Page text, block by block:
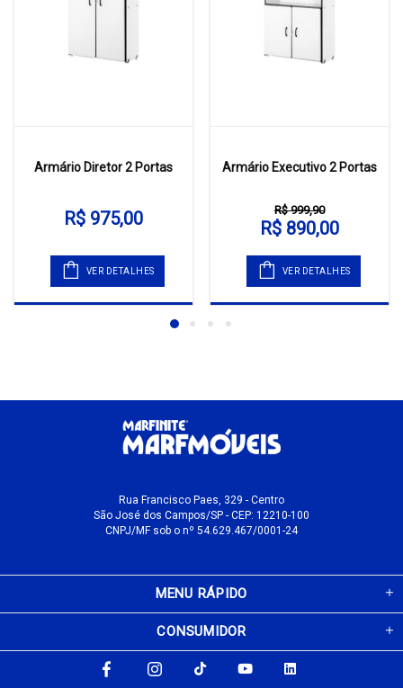
Armário Diretor 2 Portas
R$ 975,00
VER DETALHES
Armário Executivo 2 Portas
R$ 999,90
R$ 890,00
VER DETALHES
Rua Francisco Paes, 329 - Centro
São José dos Campos/SP - CEP: 12210-100
CNPJ/MF sob o nº 54.629.467/0001-24
MENU RÁPIDO
CONSUMIDOR